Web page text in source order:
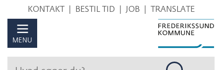
Hop
KONTAKT BESTIL TID JOB TRANSLATE
MENU